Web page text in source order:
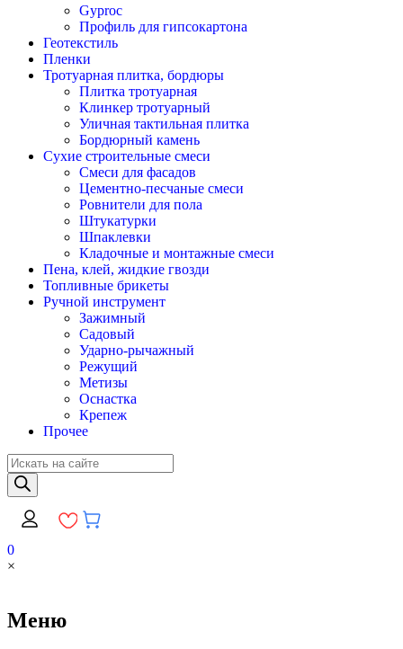
Gyproc
Профиль для гипсокартона
Геотекстиль
Пленки
Тротуарная плитка, бордюры
Плитка тротуарная
Клинкер тротуарный
Уличная тактильная плитка
Бордюрный камень
Сухие строительные смеси
Смеси для фасадов
Цементно-песчаные смеси
Ровнители для пола
Штукатурки
Шпаклевки
Кладочные и монтажные смеси
Пена, клей, жидкие гвозди
Топливные брикеты
Ручной инструмент
Зажимный
Садовый
Ударно-рычажный
Режущий
Метизы
Оснастка
Крепеж
Прочее
Поиск
товаров
0
×
Меню